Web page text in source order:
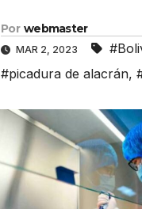
Por webmaster
MAR 2, 2023
#picadura de alacrán,